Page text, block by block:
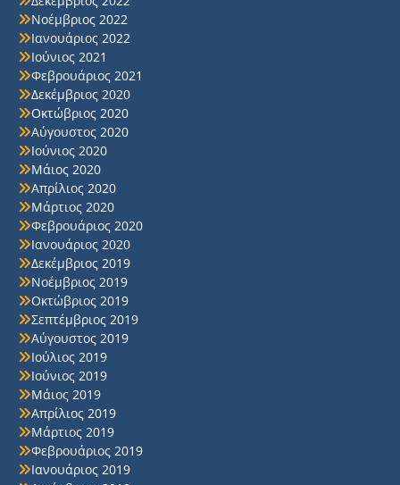
Νοέμβριος 2022
Ιανουάριος 2022
Ιούνιος 2021
Φεβρουάριος 2021
Δεκέμβριος 2020
Οκτώβριος 2020
Αύγουστος 2020
Ιούνιος 2020
Μάιος 2020
Απρίλιος 2020
Μάρτιος 2020
Φεβρουάριος 2020
Ιανουάριος 2020
Δεκέμβριος 2019
Νοέμβριος 2019
Οκτώβριος 2019
Σεπτέμβριος 2019
Αύγουστος 2019
Ιούλιος 2019
Ιούνιος 2019
Μάιος 2019
Απρίλιος 2019
Μάρτιος 2019
Φεβρουάριος 2019
Ιανουάριος 2019